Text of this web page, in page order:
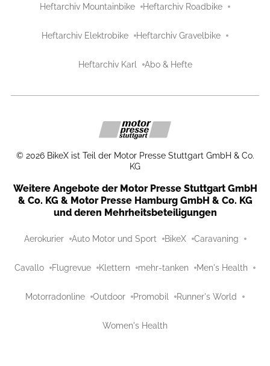
Heftarchiv Mountainbike Heftarchiv Roadbike
Heftarchiv Elektrobike Heftarchiv Gravelbike
Heftarchiv Karl Abo & Hefte
© 2026 BikeX ist Teil der Motor Presse Stuttgart GmbH & Co.
KG
Weitere Angebote der Motor Presse Stuttgart GmbH
& Co. KG & Motor Presse Hamburg GmbH & Co. KG
und deren Mehrheitsbeteiligungen
Aerokurier Auto Motor und Sport BikeX Caravaning
Cavallo Flugrevue Klettern mehr-tanken Men's Health
Motorradonline Outdoor Promobil Runner's World
Women's Health